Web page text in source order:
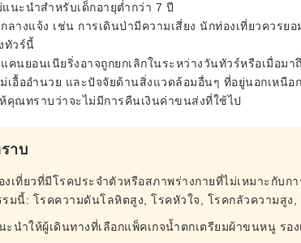
นะนำสำหรับเด็กอายุต่ำกว่า 7 ปี
ลางแจ้ง เช่น การเดินป่ามีความเสี่ยง นักท่องเที่ยวควรย
ทัวร์นี้
คนยอนเนียริ่งอาจถูกยกเลิกในระหว่างวันทัวร์หรือเมื่อ
เอื้ออำนวย และปัจจัยด้านสิ่งแวดล้อมอื่นๆ ที่อยู่นอกเหนือ
คุณทราบว่าจะไม่มีการคืนเงินค่าขนส่งที่ใช้ไป
าบ
งเที่ยวที่มีโรคประจำตัวหรือสภาพร่างกายที่ไม่เหมาะกับก
รมนี้: โรคความดันโลหิตสูง, โรคหัวใจ, โรคกลัวความสู
ะนำให้ผู้เดินทางที่เลือกแพ็คเกจน้ำตกเตรียมผ้าขนหนู รอ